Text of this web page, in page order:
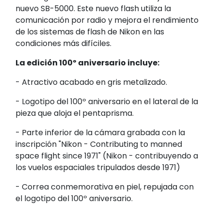
nuevo SB-5000. Este nuevo flash utiliza la
comunicación por radio y mejora el rendimiento
de los sistemas de flash de Nikon en las
condiciones más difíciles.
La edición 100º aniversario incluye:
- Atractivo acabado en gris metalizado.
- Logotipo del 100º aniversario en el lateral de la
pieza que aloja el pentaprisma.
- Parte inferior de la cámara grabada con la
inscripción "Nikon - Contributing to manned
space flight since 1971" (Nikon - contribuyendo a
los vuelos espaciales tripulados desde 1971)
- Correa conmemorativa en piel, repujada con
el logotipo del 100º aniversario.